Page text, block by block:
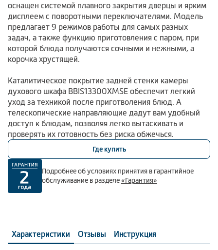
оснащен системой плавного закрытия дверцы и ярким
дисплеем с поворотными переключателями. Модель
предлагает 9 режимов работы для самых разных
задач, а также функцию приготовления с паром, при
которой блюда получаются сочными и нежными, а
корочка хрустящей.
Каталитическое покрытие задней стенки камеры
духового шкафа BBIS13300XMSE обеспечит легкий
уход за техникой после приготволения блюд. А
телескопические направляющие дадут вам удобный
доступ к блюдам, позволяя легко вытаскивать и
проверять их готовность без риска обжечься.
Где купить
Подробнее об условиях принятия в гарантийное
обслуживание в разделе«Гарантия»
Характеристики Отзывы Инструкция